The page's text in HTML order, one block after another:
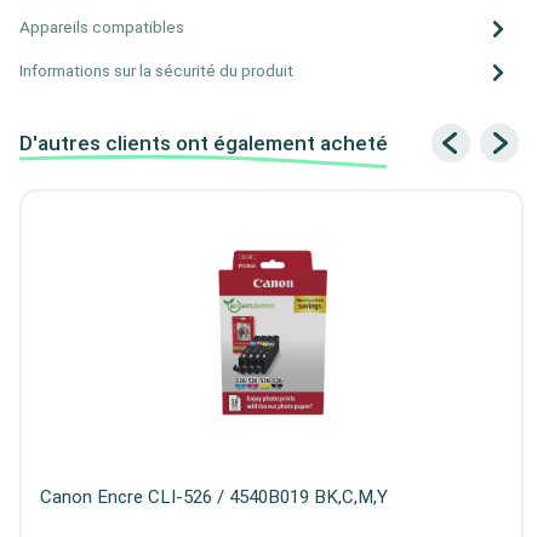
Appareils compatibles
Informations sur la sécurité du produit
D'autres clients ont également acheté
Canon Encre CLI-526 / 4540B019 BK,C,M,Y